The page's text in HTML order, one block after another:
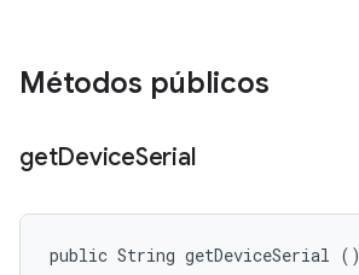
Métodos públicos
getDeviceSerial
public String getDeviceSerial ()